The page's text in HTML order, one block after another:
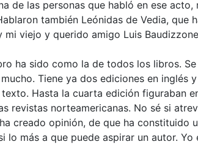
de las personas que habló en ese
también Leónidas de Vedia, que
mi viejo y querido amigo Luis
ha sido como la de todos los libros.
Tiene ya dos ediciones en inglés
Hasta la cuarta edición figuraban
revistas norteamericanas. No sé si
creado opinión, de que ha constituido
lo más a que puede aspirar un autor.